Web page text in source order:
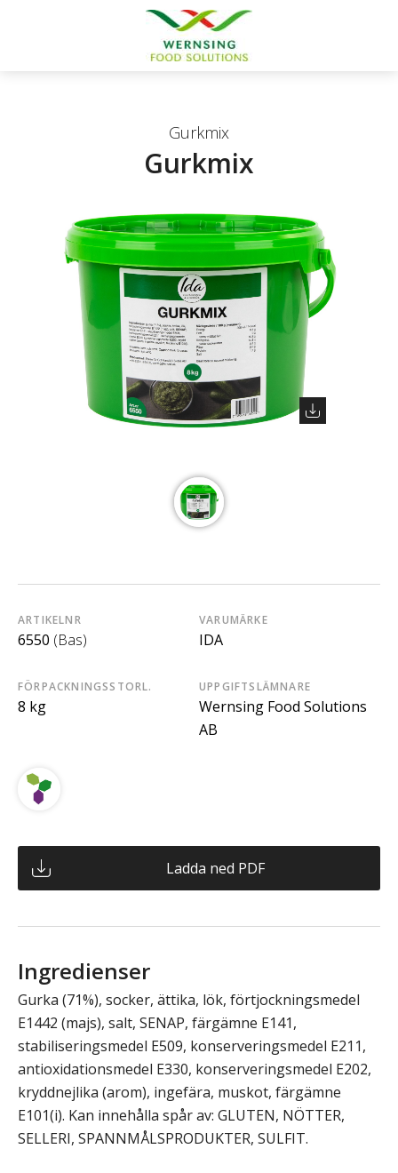
Gurkmix
Gurkmix
ARTIKELNR
6550 (Bas)
VARUMÄRKE
IDA
FÖRPACKNINGSSTORL.
8 kg
UPPGIFTSLÄMNARE
Wernsing Food Solutions
AB
Ladda ned PDF
Ingredienser
Gurka (71%), socker, ättika, lök, förtjockningsmedel
E1442 (majs), salt, SENAP, färgämne E141,
stabiliseringsmedel E509, konserveringsmedel E211,
antioxidationsmedel E330, konserveringsmedel E202,
kryddnejlika (arom), ingefära, muskot, färgämne
E101(i). Kan innehålla spår av: GLUTEN, NÖTTER,
SELLERI, SPANNMÅLSPRODUKTER, SULFIT.